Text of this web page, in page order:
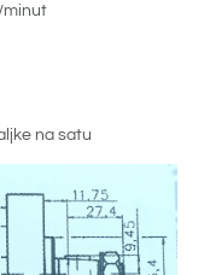
minut
na satu